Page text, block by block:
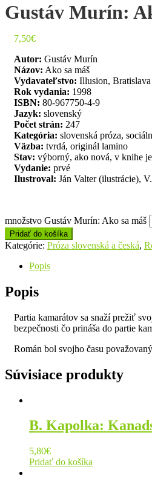
Gustáv Murín:
7,50€
Autor: Gustáv Murín
Názov: Ako sa máš
Vydavateľstvo: Illusion, Bratislava
Rok vydania: 1998
ISBN: 80-967750-4-9
Jazyk: slovenský
Počet strán: 247
Kategória: slovenská próza,
Väzba: tvrdá, originál lamino
Stav: výborný, ako nová, v knihe
Vydanie: prvé
Ilustroval: Ján Valter (ilustrácie),
množstvo Gustáv Murín: Ako sa máš
Pridať do košíka
Kategórie: Próza slovenská a česká,
Popis
Popis
Partia kamarátov sa snaží prežiť
bezpečnosti čo prináša do partie
Román bol svojho času
Súvisiace produkty
B. Kapolka:
5,80€
Pridať do košíka